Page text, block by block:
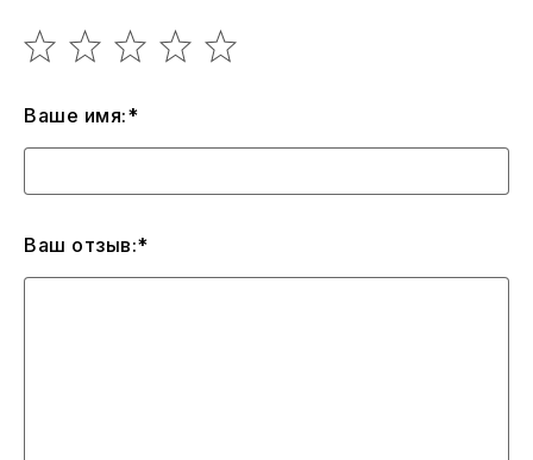
Ваше имя:*
Ваш отзыв:*